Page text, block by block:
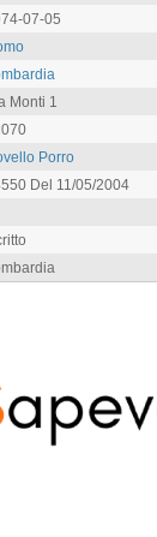
07-05
Monti 1
Porro
Del 11/05/2004